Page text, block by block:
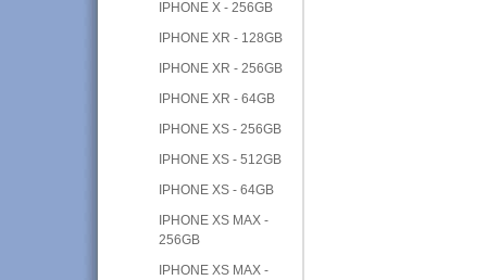
IPHONE X - 256GB
IPHONE XR - 128GB
IPHONE XR - 256GB
IPHONE XR - 64GB
IPHONE XS - 256GB
IPHONE XS - 512GB
IPHONE XS - 64GB
IPHONE XS MAX -
256GB
IPHONE XS MAX -